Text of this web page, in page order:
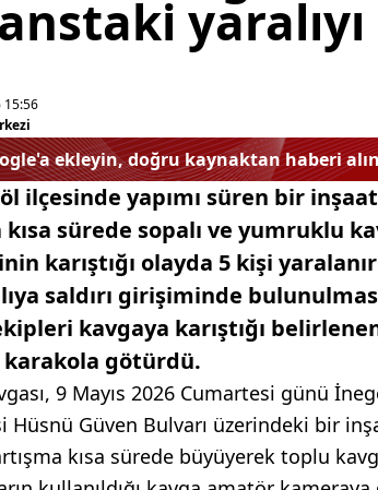
15:56
ekleyin, doğru kaynaktan haberi
ilçesinde yapımı süren bir
kısa sürede sopalı ve yumruklu
karıştığı olayda 5 kişi
saldırı girişiminde
kavgaya karıştığı
karakola götürdü.
9 Mayıs 2026 Cumartesi günü
Hüsnü Güven Bulvarı üzerindeki bir
kısa sürede büyüyerek toplu